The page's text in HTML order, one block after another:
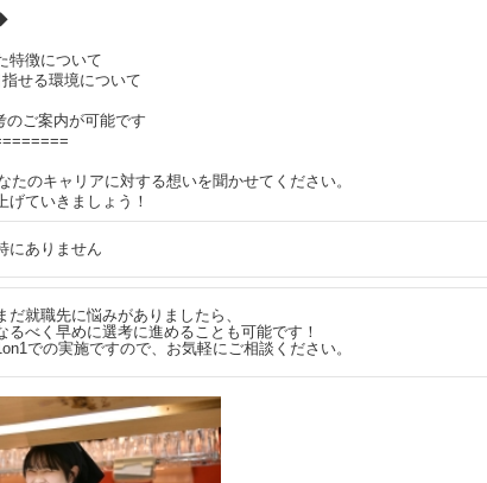
特徴について
せる環境について
ご案内が可能です
たのキャリアに対する想いを聞かせてください。
げていきましょう！
にありません
だ就職先に悩みがありましたら、
るべく早めに選考に進めることも可能です！
での実施ですので、お気軽にご相談ください。